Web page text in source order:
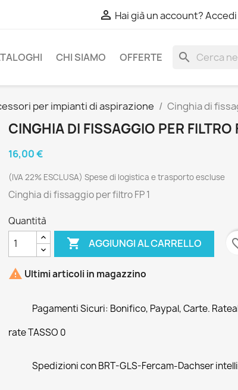
 Hai già un account? Accedi
CHI SIAMO OFFERTE search
per impianti di aspirazione Cinghia di
CINGHIA DI FISSAGGIO PER FILTRO
16,00 €
(IVA 22% ESCLUSA) Spese di logistica e trasporto escluse
Cinghia di fissaggio per filtro FP 1
Quantità
 AGGIUNGI AL CARRELLO
 Ultimi articoli in magazzino
Pagamenti Sicuri: Bonifico, Paypal, Carte.
rate TASSO 0
Spedizioni con BRT-GLS-Fercam-Dachser